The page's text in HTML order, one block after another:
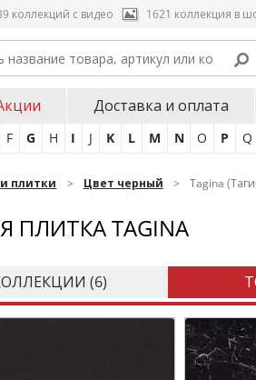
коллекций с видео 1621 коллекция в
Доставка и оплата
F G H I J K L M N O P Q
плитки Цвет черный Tagina
ПЛИТКА TAGINA
(6)